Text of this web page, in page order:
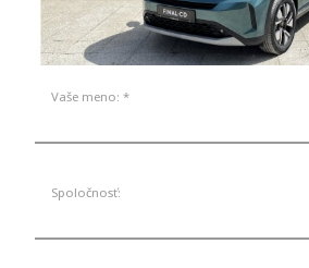
Vaše meno: *
Spoločnosť: